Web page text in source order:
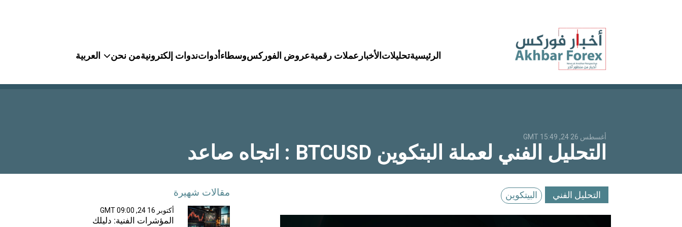
الرئيسيةتحليلات الأخبار عملات رقميةعروض الفوركسوسطاءأدواتندوات إلكترونيةمن نحن العربية
أغسطس 26 24, 15:49 GMT
التحليل الفني لعملة البتكوين BTCUSD : اتجاه صاعد
التحليل الفني البيتكوين مقالات شهيرة
أكتوبر 16 24, 09:00 GMT
المؤشرات الفنية: دليلك